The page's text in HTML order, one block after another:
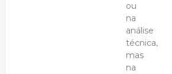
ou
na
análise
técnica,
mas
na